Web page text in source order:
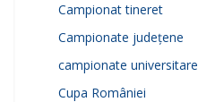
Campionat tineret
Campionate județene
campionate universitare
Cupa României